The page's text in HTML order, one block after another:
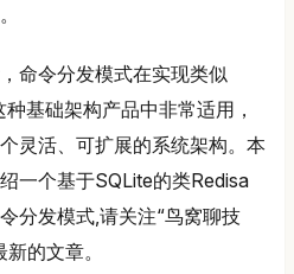
命令分发模式在实现类似
基础架构产品中非常适用，
灵活、可扩展的系统架构。本
一个基于SQLite的类Redisa
分发模式,请关注“鸟窝聊技
的文章。